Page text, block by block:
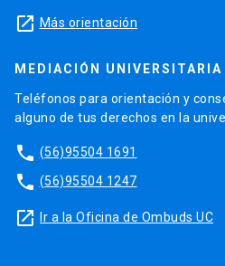
launch Más orientación
MEDIACIÓN UNIVERSITARIA
Teléfonos para orientación y
alguno de tus derechos en la
phone (56)95504 1691
phone (56)95504 1247
launch Ir a la Oficina de Ombuds UC